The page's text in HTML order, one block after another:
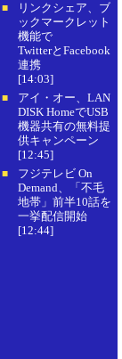
■
リンクシェア、ブ
ックマークレット
機能で
TwitterとFacebook
連携
[14:03]
■
アイ・オー、LAN
DISK HomeでUSB
機器共有の無料提
供キャンペーン
[12:45]
■
フジテレビ On
Demand、「不毛
地帯」前半10話を
一挙配信開始
[12:44]